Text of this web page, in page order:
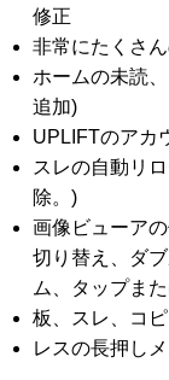
修正
非常にたくさ
ホームの未読
追加)
UPLIFTのアカ
スレの自動リ
除。)
画像ビューア
切り替え、ダ
ム、タップま
板、スレ、コ
レスの長押し